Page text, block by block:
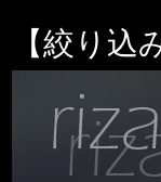
【絞り